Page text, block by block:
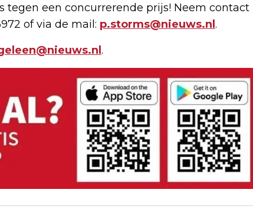
tegen een concurrerende prijs! Neem contact
of via de mail: p.storms@nieuws.nl .
.